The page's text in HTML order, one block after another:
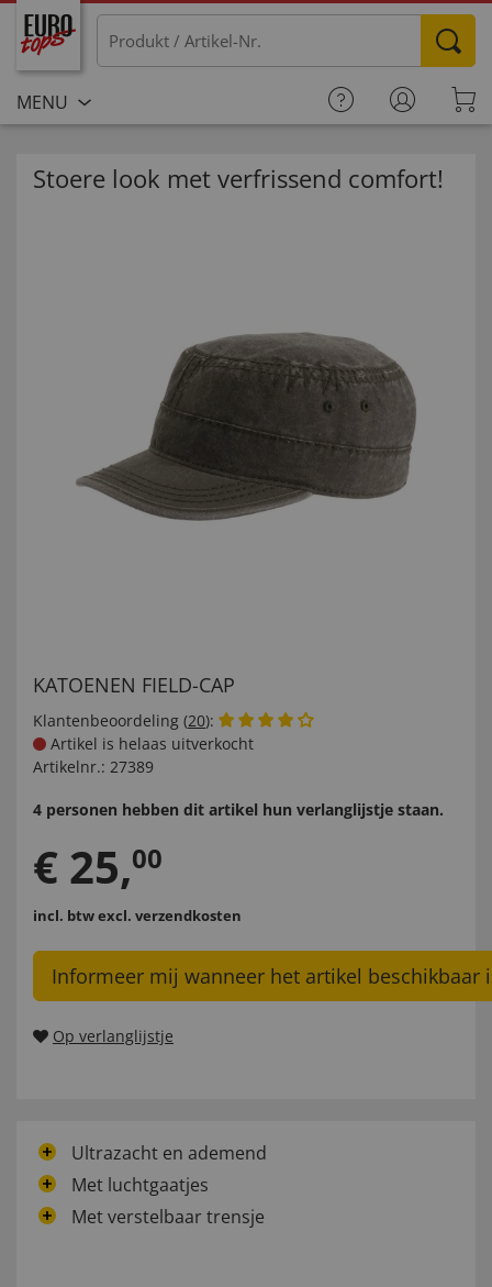
MENU
Stoere look met verfrissend comfort!
KATOENEN FIELD-CAP
Klantenbeoordeling (20):
Artikel is helaas uitverkocht
Artikelnr.: 27389
4 personen hebben dit artikel hun verlanglijstje staan.
€ 25,00
incl. btwexcl. verzendkosten
Informeer mij wanneer het artikel beschikbaar
Op verlanglijstje
Ultrazacht en ademend
Met luchtgaatjes
Met verstelbaar trensje